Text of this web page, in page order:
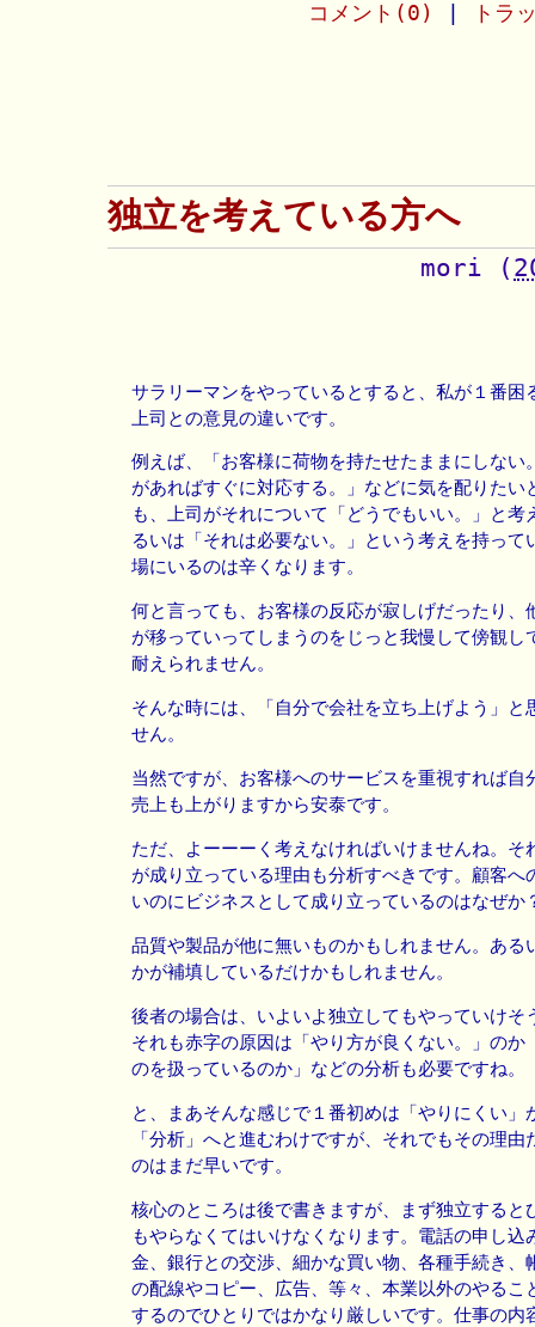
コメント(0) トラ
独立を考えている方へ
mori (
サラリーマンをやっているとすると、私が１番困
上司との意見の違いです。
例えば、「お客様に荷物を持たせたままにしない
があればすぐに対応する。」などに気を配りたい
も、上司がそれについて「どうでもいい。」と考
るいは「それは必要ない。」という考えを持って
場にいるのは辛くなります。
何と言っても、お客様の反応が寂しげだったり、
が移っていってしまうのをじっと我慢して傍観し
耐えられません。
そんな時には、「自分で会社を立ち上げよう」と
せん。
当然ですが、お客様へのサービスを重視すれば自
売上も上がりますから安泰です。
ただ、よーーーく考えなければいけませんね。そ
が成り立っている理由も分析すべきです。顧客へ
いのにビジネスとして成り立っているのはなぜか
品質や製品が他に無いものかもしれません。ある
かが補填しているだけかもしれません。
後者の場合は、いよいよ独立してもやっていけそ
それも赤字の原因は「やり方が良くない。」のか
のを扱っているのか」などの分析も必要ですね。
と、まあそんな感じで１番初めは「やりにくい」
「分析」へと進むわけですが、それでもその理由
のはまだ早いです。
核心のところは後で書きますが、まず独立すると
もやらなくてはいけなくなります。電話の申し込
金、銀行との交渉、細かな買い物、各種手続き、
の配線やコピー、広告、等々、本業以外のやるこ
するのでひとりではかなり厳しいです。仕事の内